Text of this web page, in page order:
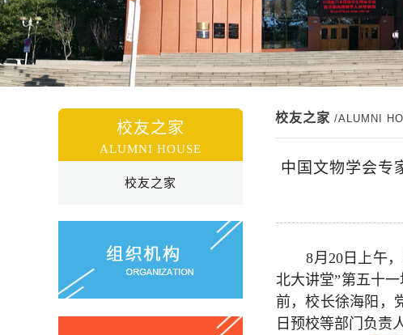
校友之家
ALUMNI HOUSE
校友之家
校友之家 /ALUMNI
中国文物学会专
8月20日上午
北大讲堂”第五十
前，校长徐海阳，
日预校等部门负责